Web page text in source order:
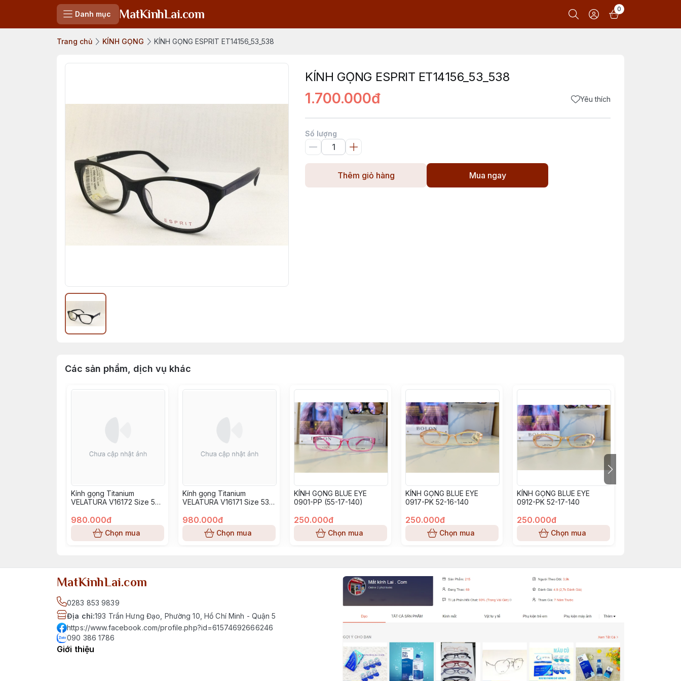
Danh mục MatKinhLai.com 0
Trang chủ KÍNH GỌNG KÍNH GỌNG ESPRIT ET14156_53_538
KÍNH GỌNG ESPRIT ET14156_53_538
1.700.000đ Yêu thích
Số lượng
Thêm giỏ hàng Mua ngay
Các sản phẩm, dịch vụ khác
Kính gọng Titanium
VELATURA V16172 Size 52-
980.000đ
Chọn mua
Kính gọng Titanium
VELATURA V16171 Size 53-
980.000đ
Chọn mua
KÍNH GỌNG BLUE EYE
0901-PP (55-17-140)
250.000đ
Chọn mua
KÍNH GỌNG BLUE EYE
0917-PK 52-16-140
250.000đ
Chọn mua
KÍNH GỌNG BLUE EYE
0912-PK 52-17-140
250.000đ
Chọn mua
MatKinhLai.com
0283 853 9839
Địa chỉ:193 Trần Hưng Đạo, Phường 10, Hồ Chí Minh - Quận 5
https://www.facebook.com/profile.php?id=61574692666246
090 386 1786
Giới thiệu